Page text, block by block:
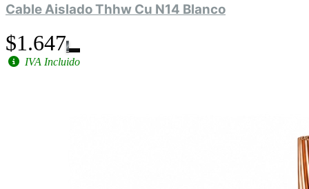
Cable Aislado Thhw Cu N14 Blanco
$1.647
IVA Incluido